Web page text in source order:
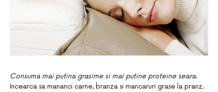
Consuma mai putina grasime si mai putine proteine seara.
Incearca sa mananci carne, branza si mancaruri grase la pranz.